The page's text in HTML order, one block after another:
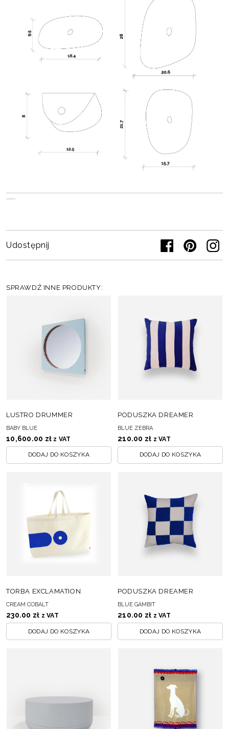
Udostępnij
SPRAWDŹ INNE PRODUKTY:
LUSTRO DRUMMER
BABY BLUE
10,600.00 zł z VAT
DODAJ DO KOSZYKA
PODUSZKA DREAMER
BLUE ZEBRA
210.00 zł z VAT
DODAJ DO KOSZYKA
TORBA EXCLAMATION
CREAM COBALT
230.00 zł z VAT
DODAJ DO KOSZYKA
PODUSZKA DREAMER
BLUE GAMBIT
210.00 zł z VAT
DODAJ DO KOSZYKA